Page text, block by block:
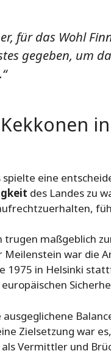
für das Wohl
gegeben, um
spielte eine
des Landes zu
maßgeblich
Meilenstein war die
1975 in Helsinki
Zielsetzung war
Vermittler und